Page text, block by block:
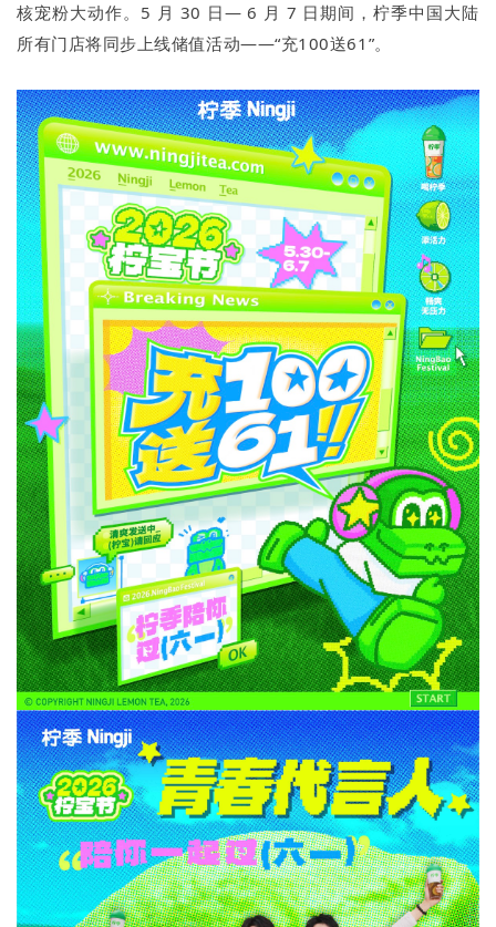
核宠粉大动作。5 月 30 日— 6 月 7 日期间，柠季中国大陆
所有门店将同步上线储值活动——“充100送61”。